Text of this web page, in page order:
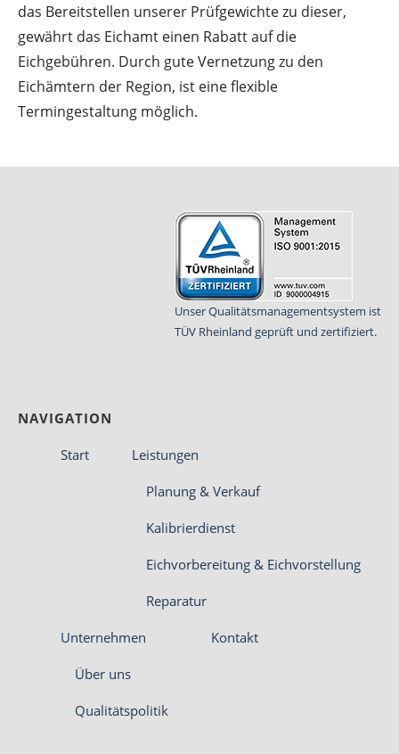
das Bereitstellen unserer Prüfgewichte zu dieser,
gewährt das Eichamt einen Rabatt auf die
Eichgebühren. Durch gute Vernetzung zu den
Eichämtern der Region, ist eine flexible
Termingestaltung möglich.
Unser Qualitätsmanagementsystem ist
TÜV Rheinland geprüft und zertifiziert.
NAVIGATION
Start Leistungen
Planung & Verkauf
Kalibrierdienst
Eichvorbereitung & Eichvorstellung
Reparatur
Unternehmen
Über uns
Qualitätspolitik
Kontakt